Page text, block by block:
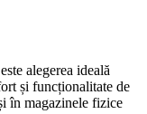
alegerea ideală
și funcționalitate de
în magazinele fizice